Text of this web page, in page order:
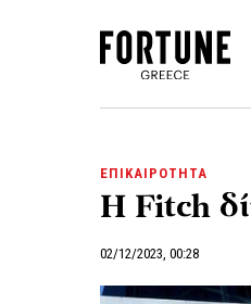
ΕΠΙΚΑΙΡΟΤΗΤΑ
H Fitch
02/12/2023, 00:28